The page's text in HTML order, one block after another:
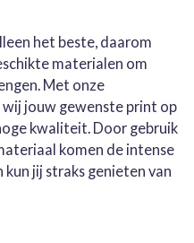
het beste, daarom
materialen om
Met onze
jouw gewenste print op
kwaliteit. Door gebruik
komen de intense
jij straks genieten van